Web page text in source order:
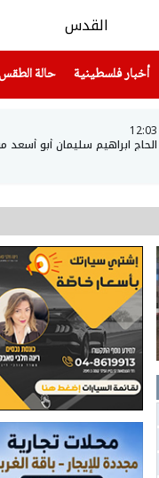
أخبار فلسطينية(current) حالة الطقس
12:03
الحاج ابراهيم سليمان أبو